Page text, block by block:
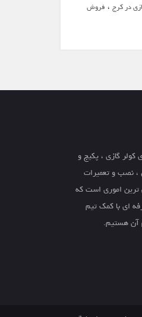
در کرج ، فروش
گازی ، پکیج و
، نصب و تعمیرات
ترین اموری است که
ای با کمک تیم
آن هستیم.